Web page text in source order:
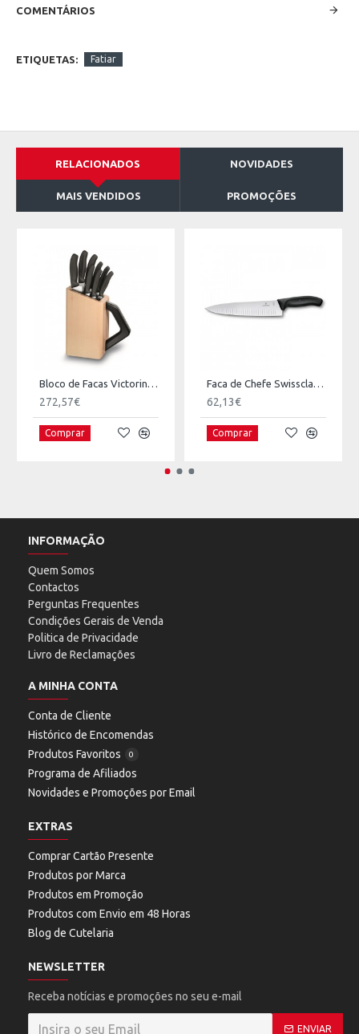
COMENTÁRIOS
ETIQUETAS: Fatiar
RELACIONADOS NOVIDADES
MAIS VENDIDOS PROMOÇÕES
Bloco de Facas Victorinox Swissclassic c/ 8 Peças
272,57€
Comprar
Faca de Chefe Swissclassic - 25cm
62,13€
Comprar
INFORMAÇÃO
Quem Somos
Contactos
Perguntas Frequentes
Condições Gerais de Venda
Politica de Privacidade
Livro de Reclamações
A MINHA CONTA
Conta de Cliente
Histórico de Encomendas
Produtos Favoritos
0
Programa de Afiliados
Novidades e Promoções por Email
EXTRAS
Comprar Cartão Presente
Produtos por Marca
Produtos em Promoção
Produtos com Envio em 48 Horas
Blog de Cutelaria
NEWSLETTER
Receba notícias e promoções no seu e-mail
ENVIAR